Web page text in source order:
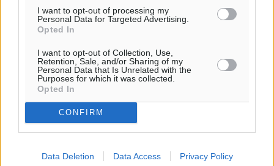
I want to opt-out of processing my
Personal Data for Targeted Advertising.
Opted In
I want to opt-out of Collection, Use,
Retention, Sale, and/or Sharing of my
Personal Data that Is Unrelated with the
Purposes for which it was collected.
Opted In
CONFIRM
Data Deletion Data Access Privacy Policy
«Γιατί οι Τούρκοι συρρέουν στα ελληνικά νησιά»:
Τουρκική εφημερίδα εξηγεί τους λόγους που οι
γείτονες προτιμούν την Ελλάδα για διακοπές
Τοπικές Ειδήσεις• πριν 6 ώρες
νέα σελίδα στον πολιτισμό
Άμεσα μέτρα για την ενίσχυση του Νοσοκομείου